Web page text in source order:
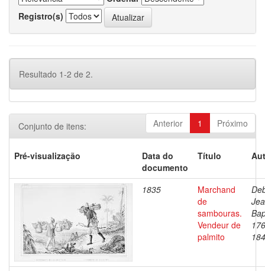
Registro(s)
Resultado 1-2 de 2.
Anterior 1 Próximo
Conjunto de itens:
Pré-visualização
Data do
documento
Título
1835
Marchand
de
sambouras.
Vendeur de
palmito